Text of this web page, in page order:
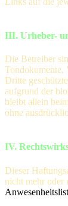
III. Urheber-
Die Betreiber
Tondokumente,
Dritte
aufgrund der
bleibt allein
ohne
IV.
Dieser
nicht mehr oder